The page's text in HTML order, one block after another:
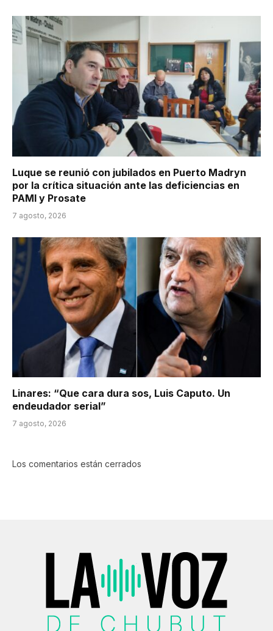
Luque se reunió con jubilados en Puerto Madryn
por la crítica situación ante las deficiencias en
PAMI y Prosate
7 agosto, 2026
Linares: “Que cara dura sos, Luis Caputo. Un
endeudador serial”
7 agosto, 2026
Los comentarios están cerrados